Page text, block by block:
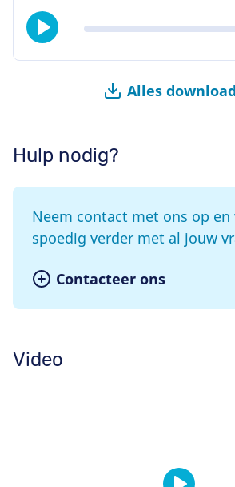
Alles
Hulp nodig?
Neem contact met ons op
spoedig verder met al jouw
Contacteer ons
Video